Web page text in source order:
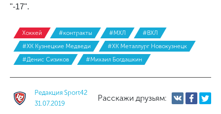
"-17".
Хоккей #контракты #МХЛ
#ВХЛ
#ХК Кузнецкие Медведи
#ХК Металлург Новокузнецк
#Денис Сизиков
#Михаил Богдашкин
Редакция Sport42
31.07.2019
Расскажи друзьям: